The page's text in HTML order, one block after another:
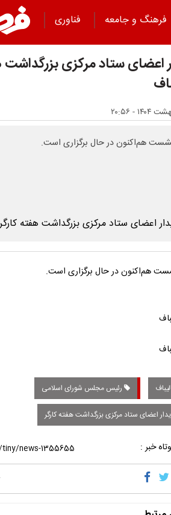
فرهنگ و جامعه
فناوری
اعضای ستاد مرکزی بزرگداشت
هم‌اکنون در حال برگزاری است.
هم‌اکنون در حال برگزاری است.
رئیس مجلس شورای اسلامی
اعضای ستاد مرکزی بزرگداشت هفته کارگر
خبر :